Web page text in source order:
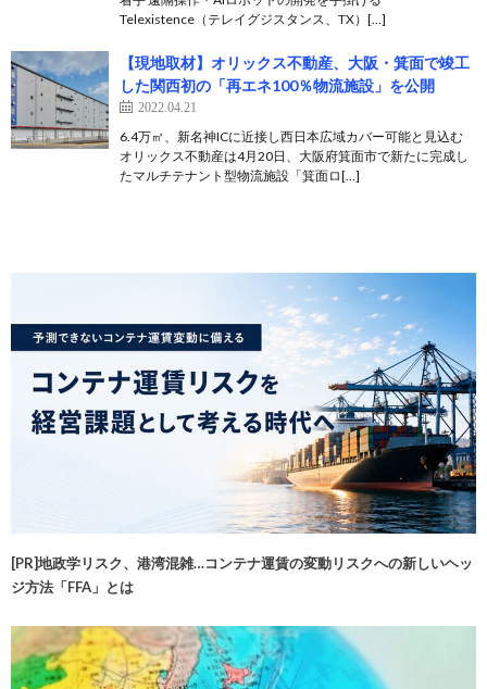
Telexistence（テレイグジスタンス、TX）[…]
【現地取材】オリックス不動産、大阪・箕面で竣工
した関西初の「再エネ100％物流施設」を公開
2022.04.21
6.4万㎡、新名神ICに近接し西日本広域カバー可能と見込む
オリックス不動産は4月20日、大阪府箕面市で新たに完成し
たマルチテナント型物流施設「箕面ロ[…]
[PR]地政学リスク、港湾混雑…コンテナ運賃の変動リスクへの新しいヘッ
ジ方法「FFA」とは